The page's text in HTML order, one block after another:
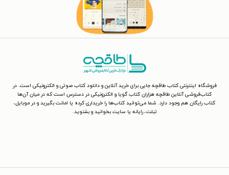
فروشگاه اینترنتی کتاب طاقچه جایی برای خرید آنلاین و دانلود کتاب صوتی و الکترونیکی است. در
کتاب‌فروشی آنلاین طاقچه هزاران کتاب گویا و الکترونیکی در دسترس است که در میان آن‌ها
کتاب رایگان هم وجود دارد. شما می‌توانید کتاب‌ها را خریداری کرده یا امانت بگیرید و در موبایل،
تبلت، رایانه یا سایت بخوانید و بشنوید.